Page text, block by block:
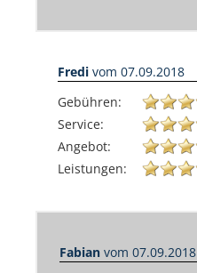
Fredi vom 07.09.2018
Gebühren:
Service:
Angebot:
Leistungen:
Fabian vom 07.09.2018